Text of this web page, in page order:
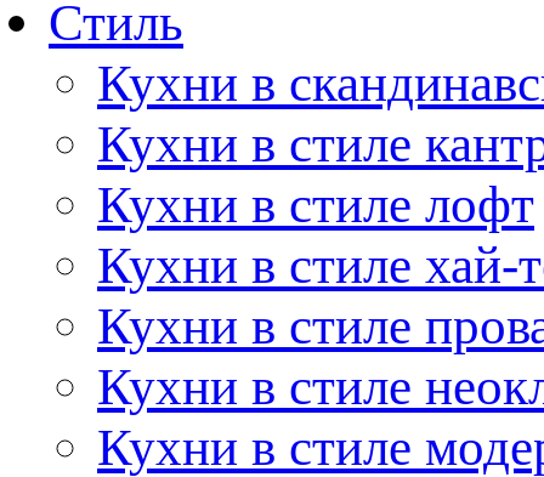
Стиль
Кухни в
Кухни в стиле
Кухни в стиле лофт
Кухни в стиле хай-
Кухни в стиле
Кухни в стиле
Кухни в стиле